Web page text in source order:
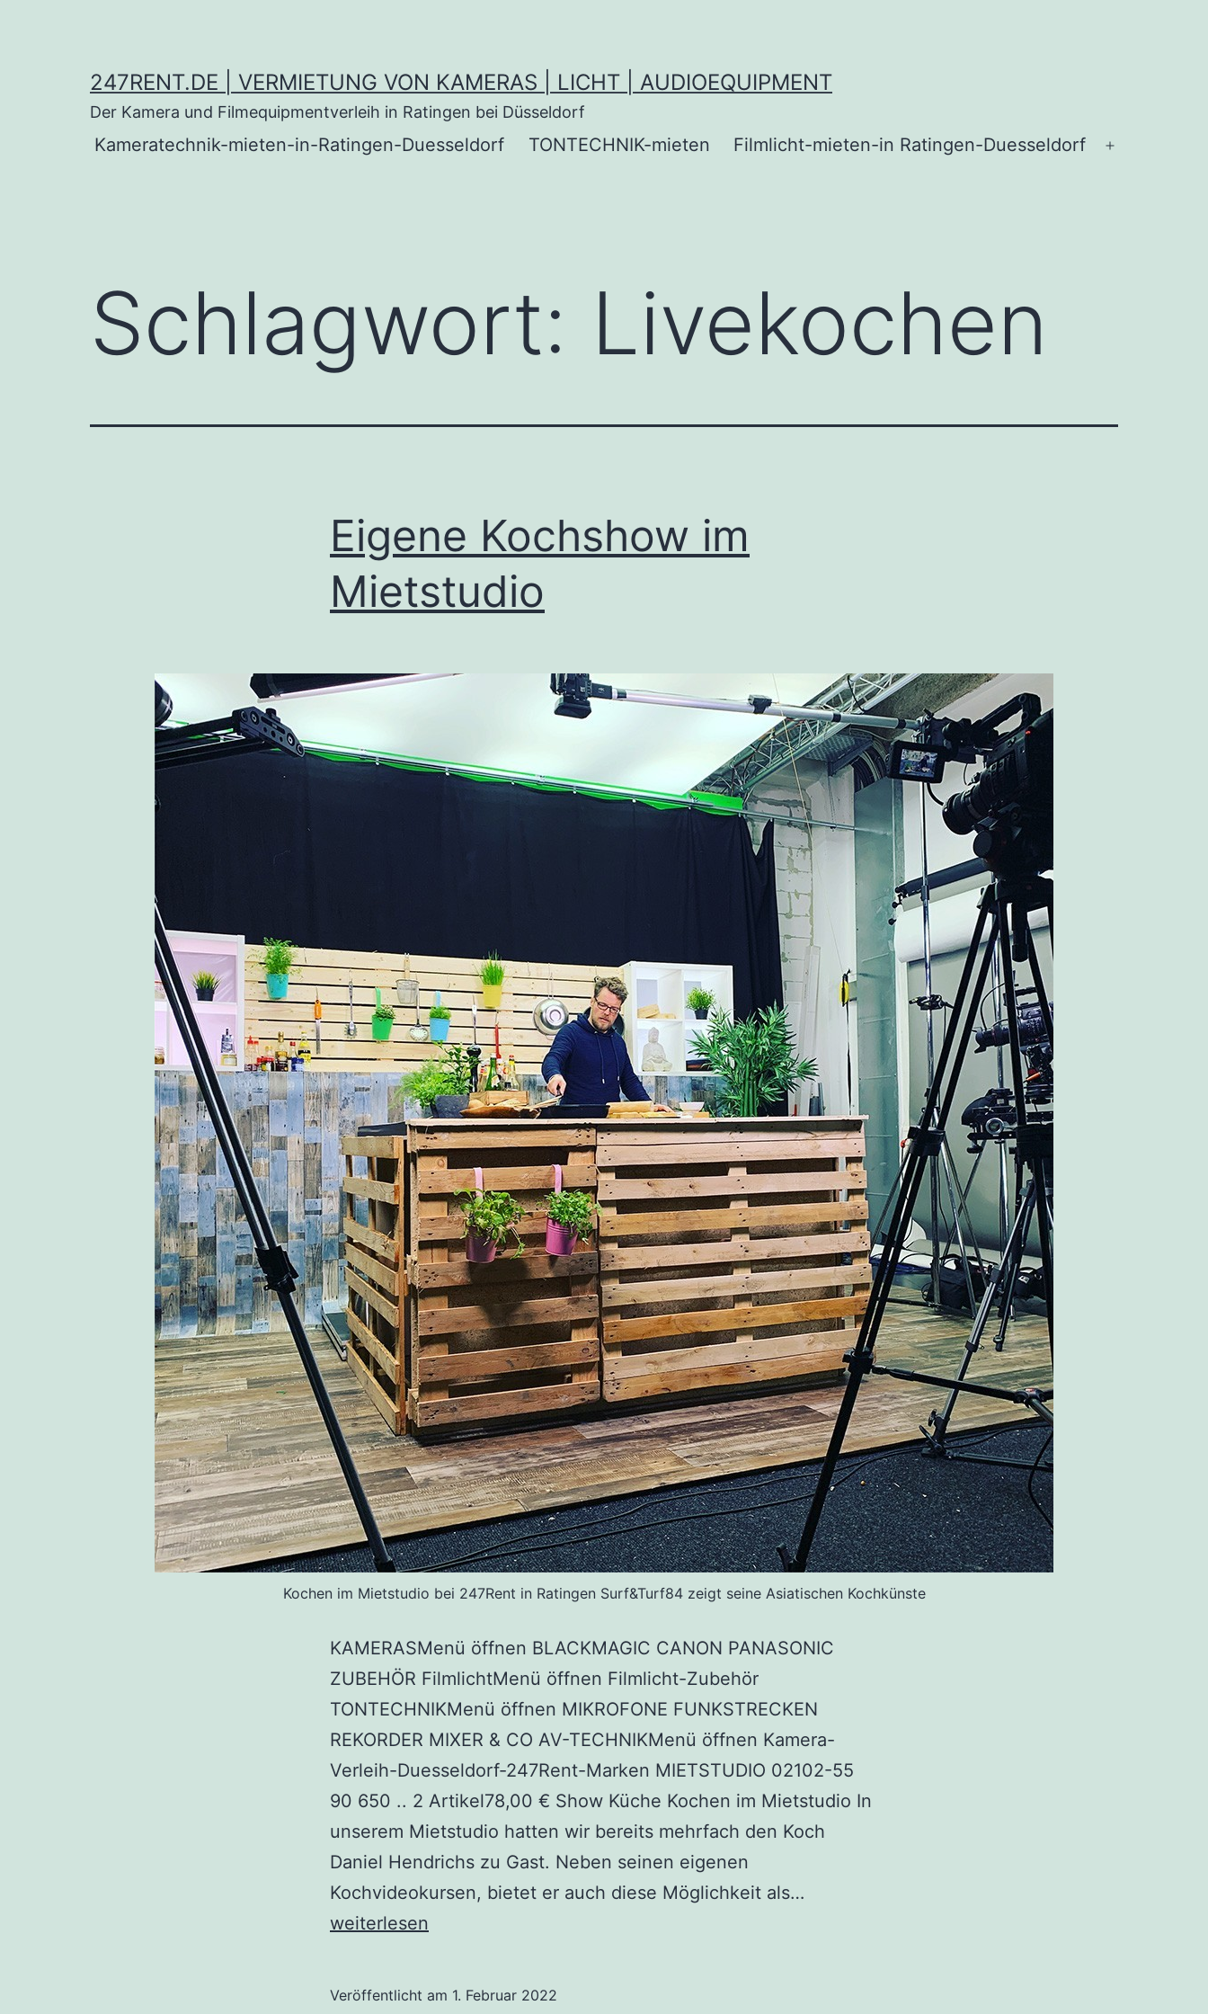
247RENT.DE | VERMIETUNG VON KAMERAS | LICHT | AUDIOEQUIPMENT
Der Kamera und Filmequipmentverleih in Ratingen bei Düsseldorf
Kameratechnik-mieten-in-Ratingen-Duesseldorf TONTECHNIK-mieten Filmlicht-mieten-in Ratingen-Duesseldorf
Schlagwort: Livekochen
Eigene Kochshow im
Mietstudio
Kochen im Mietstudio bei 247Rent in Ratingen Surf&Turf84 zeigt seine Asiatischen Kochkünste
KAMERASMenü öffnen BLACKMAGIC CANON PANASONIC
ZUBEHÖR FilmlichtMenü öffnen Filmlicht-Zubehör
TONTECHNIKMenü öffnen MIKROFONE FUNKSTRECKEN
REKORDER MIXER & CO AV-TECHNIKMenü öffnen Kamera-
Verleih-Duesseldorf-247Rent-Marken MIETSTUDIO 02102-55
90 650 .. 2 Artikel78,00 € Show Küche Kochen im Mietstudio In
unserem Mietstudio hatten wir bereits mehrfach den Koch
Daniel Hendrichs zu Gast. Neben seinen eigenen
Kochvideokursen, bietet er auch diese Möglichkeit als…
weiterlesen
Veröffentlicht am 1. Februar 2022